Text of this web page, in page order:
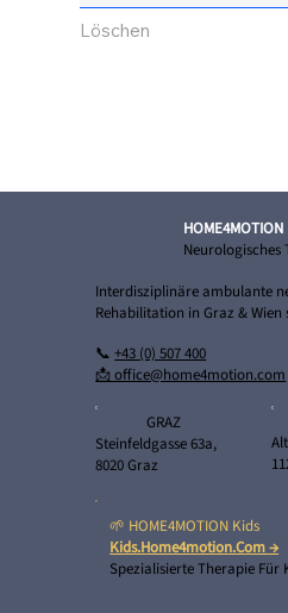
Löschen
HOME4MOTION
Interdisziplinäre ambulante
Rehabilitation in Graz & Wien
📞+43 (0) 507 400
📩 office@home4motion.com
GRAZ
Steinfeldgasse 63a,
8020 Graz
🌱 HOME4MOTION Kids
Kids.home4motion.com →
Spezialisierte Therapie Für